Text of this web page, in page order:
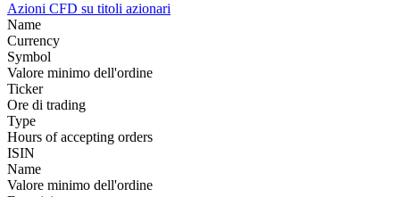
Azioni CFD su titoli azionari
Name
Currency
Symbol
Valore minimo dell'ordine
Ticker
Ore di trading
Type
Hours of accepting orders
ISIN
Name
Valore minimo dell'ordine